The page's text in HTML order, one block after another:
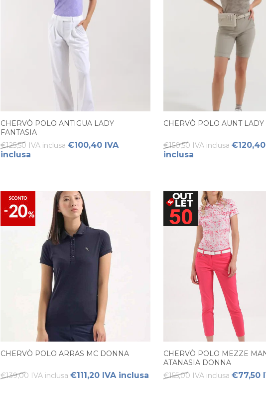
CHERVÒ POLO ANTIGUA LADY
FANTASIA
€125,50 IVA inclusa €100,40 IVA
inclusa
CHERVÒ POLO AUNT LADY
€150,50 IVA inclusa
inclusa
CHERVÒ POLO ARRAS MC DONNA
€139,00 IVA inclusa €111,20 IVA inclusa
CHERVÒ POLO MEZZE
ATANASIA DONNA
€155,00 IVA inclusa €77,50